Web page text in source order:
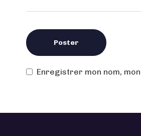
Enregistrer mon nom,